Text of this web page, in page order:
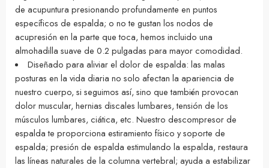
de acupuntura presionando profundamente en puntos
específicos de espalda; o no te gustan los nodos de
acupresión en la parte que toca, hemos incluido una
almohadilla suave de 0.2 pulgadas para mayor comodidad.
Diseñado para aliviar el dolor de espalda: las malas
posturas en la vida diaria no solo afectan la apariencia de
nuestro cuerpo, si seguimos así, sino que también provocan
dolor muscular, hernias discales lumbares, tensión de los
músculos lumbares, ciática, etc. Nuestro descompresor de
espalda te proporciona estiramiento físico y soporte de
espalda; presión de espalda estimulando la espalda, restaura
las líneas naturales de la columna vertebral; ayuda a estabilizar